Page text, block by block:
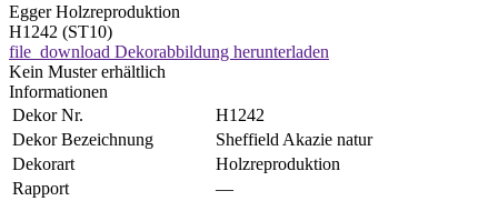
Egger Holzreproduktion
H1242 (ST10)
file_download Dekorabbildung herunterladen
Kein Muster erhältlich
Informationen
Dekor Nr.
H1242
Dekor Bezeichnung
Sheffield Akazie natur
Dekorart
Holzreproduktion
Rapport
—